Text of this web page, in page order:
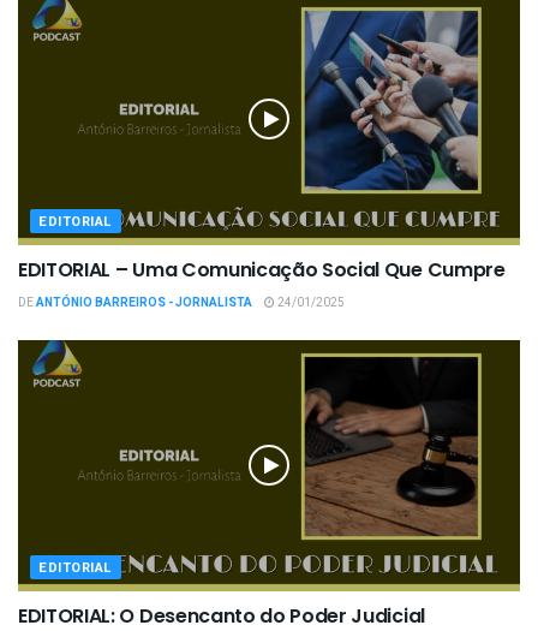
EDITORIAL
EDITORIAL – Uma Comunicação Social Que Cumpre
DEANTÓNIO BARREIROS - JORNALISTA 24/01/2025
EDITORIAL
EDITORIAL: O Desencanto do Poder Judicial